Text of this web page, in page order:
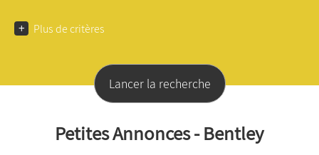
+ Plus de critères
Petites Annonces - Bentley